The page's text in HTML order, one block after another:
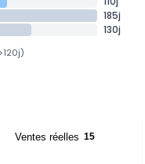
185j
130j
Ventes réelles 15